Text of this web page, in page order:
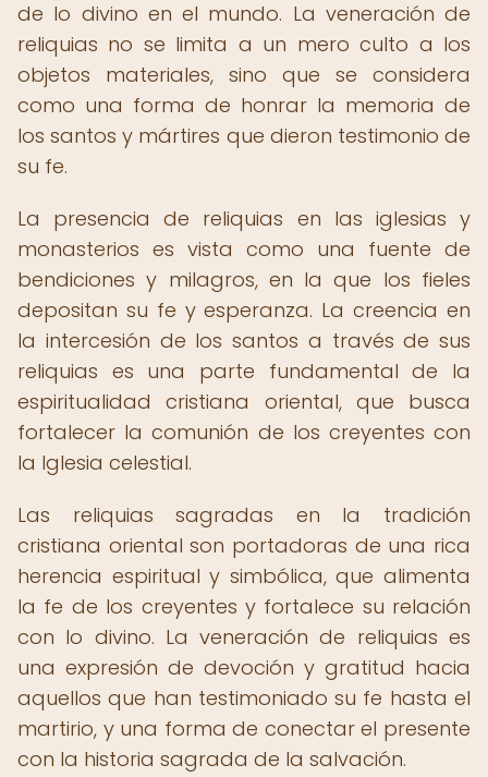
de lo divino en el mundo. La veneración de
reliquias no se limita a un mero culto a los
objetos materiales, sino que se considera
como una forma de honrar la memoria de
los santos y mártires que dieron testimonio de
su fe.
La presencia de reliquias en las iglesias y
monasterios es vista como una fuente de
bendiciones y milagros, en la que los fieles
depositan su fe y esperanza. La creencia en
la intercesión de los santos a través de sus
reliquias es una parte fundamental de la
espiritualidad cristiana oriental, que busca
fortalecer la comunión de los creyentes con
la Iglesia celestial.
Las reliquias sagradas en la tradición
cristiana oriental son portadoras de una rica
herencia espiritual y simbólica, que alimenta
la fe de los creyentes y fortalece su relación
con lo divino. La veneración de reliquias es
una expresión de devoción y gratitud hacia
aquellos que han testimoniado su fe hasta el
martirio, y una forma de conectar el presente
con la historia sagrada de la salvación.